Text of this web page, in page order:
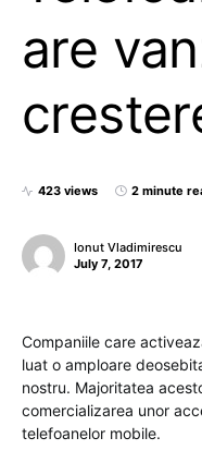
are
423 views 2 minute
Ionut Vladimirescu
July 7, 2017
Companiile care
luat o amploare
nostru. Majoritatea
comercializarea unor
telefoanelor mobile.